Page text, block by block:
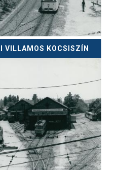
VILLAMOS KOCSISZÍN